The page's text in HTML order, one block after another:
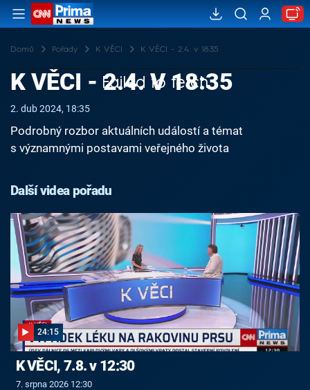
Domů Pořady K VĚCI K VĚCI - 2.4. v 18:35
Failed to fetch
K VĚCI - 2.4. V 18:35
2. dub 2024, 18:35
Podrobný rozbor aktuálních událostí a témat
s významnými postavami veřejného života
Další videa pořadu
24:15
K VĚCI, 7.8. v 12:30
7. srpna 2026 12:30